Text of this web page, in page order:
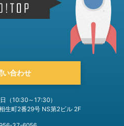
い合わせ
（10:30～17:30）
生町2番29号 NS第2ビル 2F